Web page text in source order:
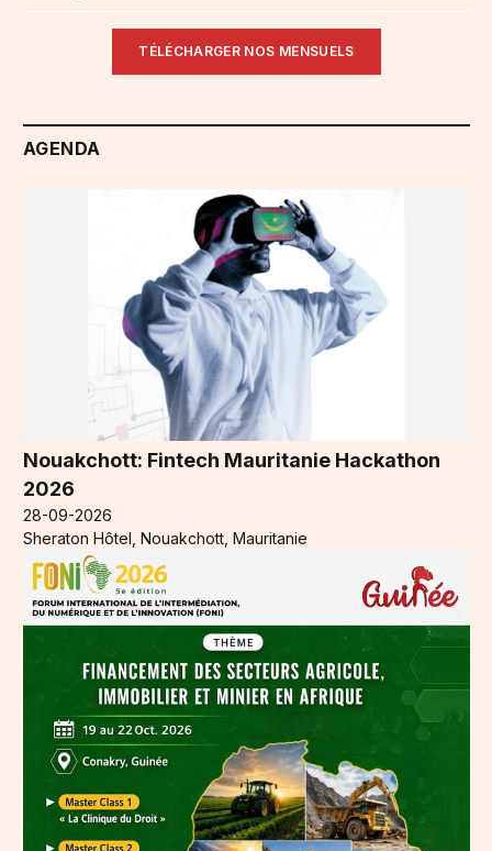
TÉLÉCHARGER NOS MENSUELS
AGENDA
Nouakchott: Fintech Mauritanie Hackathon
2026
28-09-2026
Sheraton Hôtel, Nouakchott, Mauritanie